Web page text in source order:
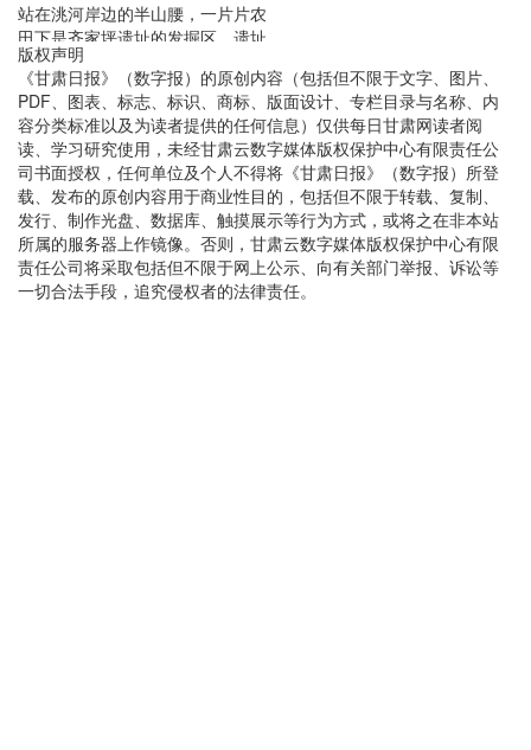
站在洮河岸边的半山腰，一片片农
田下是齐家坪遗址的发掘区。遗址
保护范围150万平方米，重点保护
区域32万平方米。
走进齐家坪遗址保护区，一处黄土
台地的断壁被栏杆和玻璃保护起
来。这是齐家坪遗址最先被发掘的
位置，至今保存完好。
“当年，安特生在齐家坪遗址发掘了
大量石器、骨器和陶器，根据研
究，他将甘肃史前文化分为6期，认
为齐家期早于仰韶（半山）期。”杨
版权声明
《甘肃日报》（数字报）的原创内容（包括但不限于文字、图片、
PDF、图表、标志、标识、商标、版面设计、专栏目录与名称、内
容分类标准以及为读者提供的任何信息）仅供每日甘肃网读者阅
读、学习研究使用，未经甘肃云数字媒体版权保护中心有限责任公
司书面授权，任何单位及个人不得将《甘肃日报》（数字报）所登
载、发布的原创内容用于商业性目的，包括但不限于转载、复制、
发行、制作光盘、数据库、触摸展示等行为方式，或将之在非本站
所属的服务器上作镜像。否则，甘肃云数字媒体版权保护中心有限
责任公司将采取包括但不限于网上公示、向有关部门举报、诉讼等
一切合法手段，追究侵权者的法律责任。